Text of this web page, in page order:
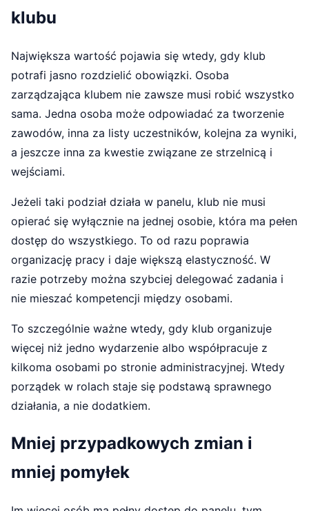
klubu
Największa wartość pojawia się wtedy, gdy klub
potrafi jasno rozdzielić obowiązki. Osoba
zarządzająca klubem nie zawsze musi robić wszystko
sama. Jedna osoba może odpowiadać za tworzenie
zawodów, inna za listy uczestników, kolejna za wyniki,
a jeszcze inna za kwestie związane ze strzelnicą i
wejściami.
Jeżeli taki podział działa w panelu, klub nie musi
opierać się wyłącznie na jednej osobie, która ma pełen
dostęp do wszystkiego. To od razu poprawia
organizację pracy i daje większą elastyczność. W
razie potrzeby można szybciej delegować zadania i
nie mieszać kompetencji między osobami.
To szczególnie ważne wtedy, gdy klub organizuje
więcej niż jedno wydarzenie albo współpracuje z
kilkoma osobami po stronie administracyjnej. Wtedy
porządek w rolach staje się podstawą sprawnego
działania, a nie dodatkiem.
Mniej przypadkowych zmian i
mniej pomyłek